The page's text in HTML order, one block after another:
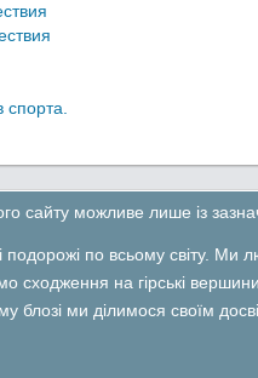
сайту можливе лише із
по всьому світу. Ми
сходження на гірські
блозі ми ділимося своїм